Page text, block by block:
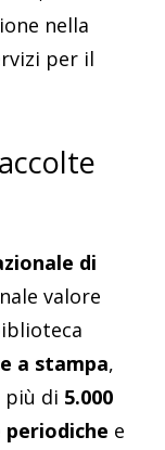
nella
per il
di
valore
a stampa,
più di 5.000
periodiche e